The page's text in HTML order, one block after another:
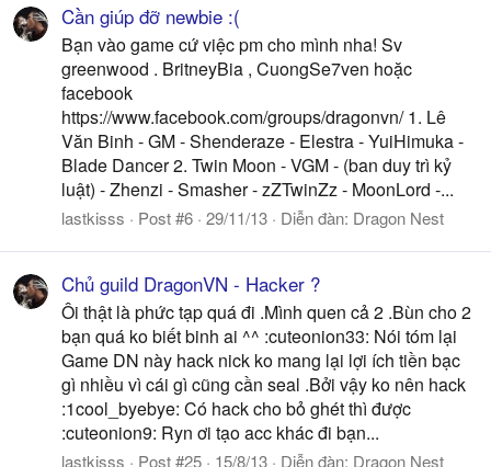
Cần giúp đỡ newbie :(
Bạn vào game cứ việc pm cho mình nha! Sv
greenwood . BritneyBia , CuongSe7ven hoặc
facebook
https://www.facebook.com/groups/dragonvn/ 1. Lê
Văn Binh - GM - Shenderaze - Elestra - YuiHimuka -
Blade Dancer 2. Twin Moon - VGM - (ban duy trì kỷ
luật) - Zhenzi - Smasher - zZTwinZz - MoonLord -...
lastkisss Post #6 29/11/13 Diễn đàn: Dragon Nest
Chủ guild DragonVN - Hacker ?
Ôi thật là phức tạp quá đi .Mình quen cả 2 .Bùn cho 2
bạn quá ko biết binh ai ^^ :cuteonion33: Nói tóm lại
Game DN này hack nick ko mang lại lợi ích tiền bạc
gì nhiều vì cái gì cũng cần seal .Bởi vậy ko nên hack
:1cool_byebye: Có hack cho bỏ ghét thì được
:cuteonion9: Ryn ơi tạo acc khác đi bạn...
lastkisss Post #25 15/8/13 Diễn đàn: Dragon Nest